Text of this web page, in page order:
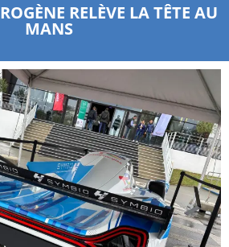
RELÈVE LA TÊTE AU
MANS